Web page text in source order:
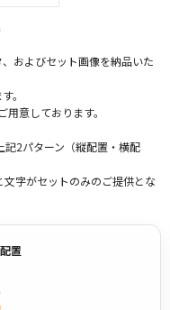
およびセット画像を納品いた
。
意しております。
2パターン（縦配置・横配
字がセットのみのご提供とな
置